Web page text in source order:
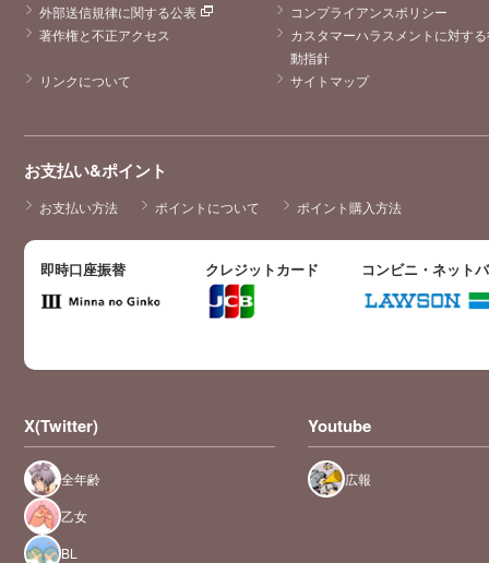
外部送信規律に関する公表
コンプライアンスポリシー
著作権と不正アクセス
カスタマーハラスメントに対す
動指針
リンクについて
サイトマップ
お支払い&ポイント
お支払い方法 ポイントについて ポイント購入方法
即時口座振替 クレジットカード コンビニ・ネット
X(Twitter)
全年齢
乙女
BL
Youtube
広報